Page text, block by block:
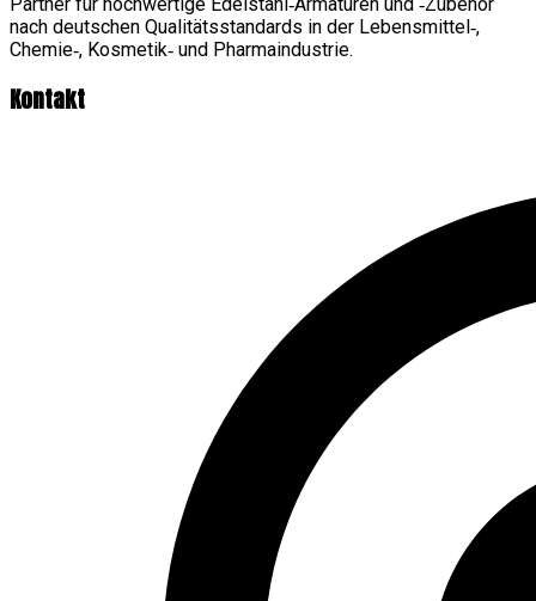
nach deutschen Qualitätsstandards in der Lebensmittel‑,
Chemie‑, Kosmetik‑ und Pharmaindustrie.
Kontakt